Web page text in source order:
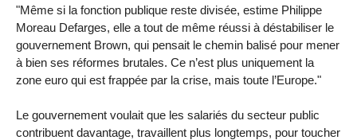
"Même si la fonction publique reste divisée, estime Philippe
Moreau Defarges, elle a tout de même réussi à déstabiliser le
gouvernement Brown, qui pensait le chemin balisé pour mener
à bien ses réformes brutales. Ce n’est plus uniquement la
zone euro qui est frappée par la crise, mais toute l’Europe."
Le gouvernement voulait que les salariés du secteur public
contribuent davantage, travaillent plus longtemps, pour toucher